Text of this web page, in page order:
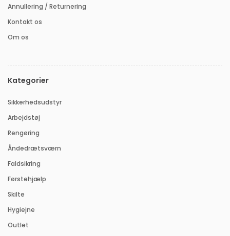
Annullering / Returnering
Kontakt os
Om os
Kategorier
Sikkerhedsudstyr
Arbejdstøj
Rengøring
Åndedrætsværn
Faldsikring
Førstehjælp
Skilte
Hygiejne
Outlet